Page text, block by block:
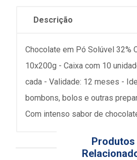
Descrição
Chocolate em Pó Solúvel 32%
10x200g - Caixa com 10
cada - Validade: 12 meses -
bombons, bolos e outras
Com intenso sabor de
Produtos